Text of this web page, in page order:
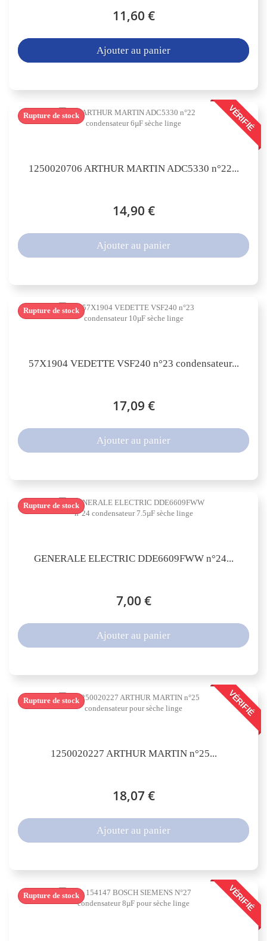
11,60 €
Ajouter au panier
VÉRIFIÉ
1250020706 ARTHUR MARTIN ADC5330 n°22...
14,90 €
Rupture de stock
Ajouter au panier
57X1904 VEDETTE VSF240 n°23 condensateur...
17,09 €
Rupture de stock
Ajouter au panier
GENERALE ELECTRIC DDE6609FWW n°24...
7,00 €
Rupture de stock
Ajouter au panier
VÉRIFIÉ
1250020227 ARTHUR MARTIN n°25...
18,07 €
Rupture de stock
Ajouter au panier
VÉRIFIÉ
Rupture de stock